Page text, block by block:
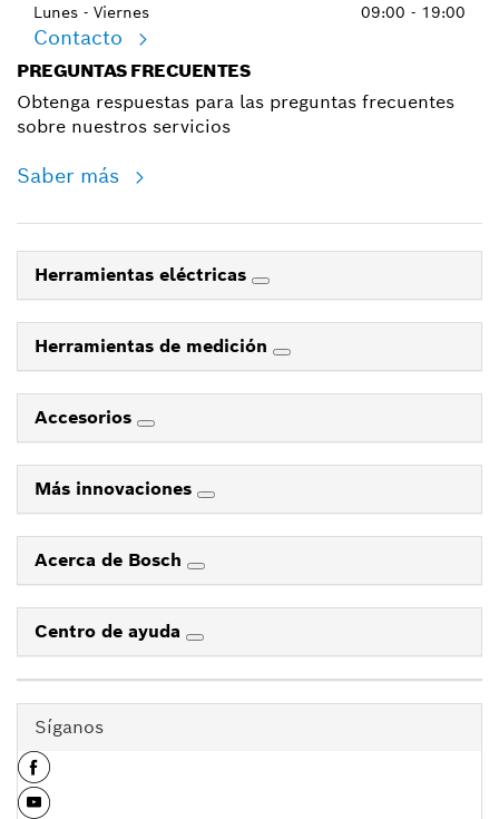
Lunes - Viernes 09:00 - 19:00
Contacto
PREGUNTAS FRECUENTES
Obtenga respuestas para las preguntas frecuentes
sobre nuestros servicios
Saber más
Herramientas eléctricas
Herramientas de medición
Accesorios
Más innovaciones
Acerca de Bosch
Centro de ayuda
Síganos